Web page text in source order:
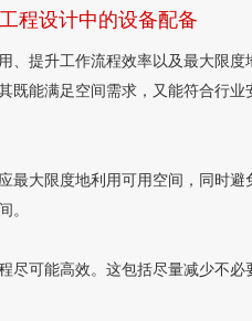
程设计中的设备配备
、提升工作流程效率以及最大限度
能满足空间需求，又能符合行业
应最大限度地利用可用空间，同
。
能高效。这包括尽量减少不